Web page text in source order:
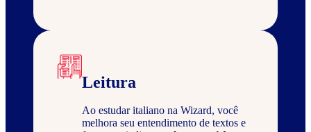
Leitura
Ao estudar italiano na Wizard, você
melhora seu entendimento de textos e